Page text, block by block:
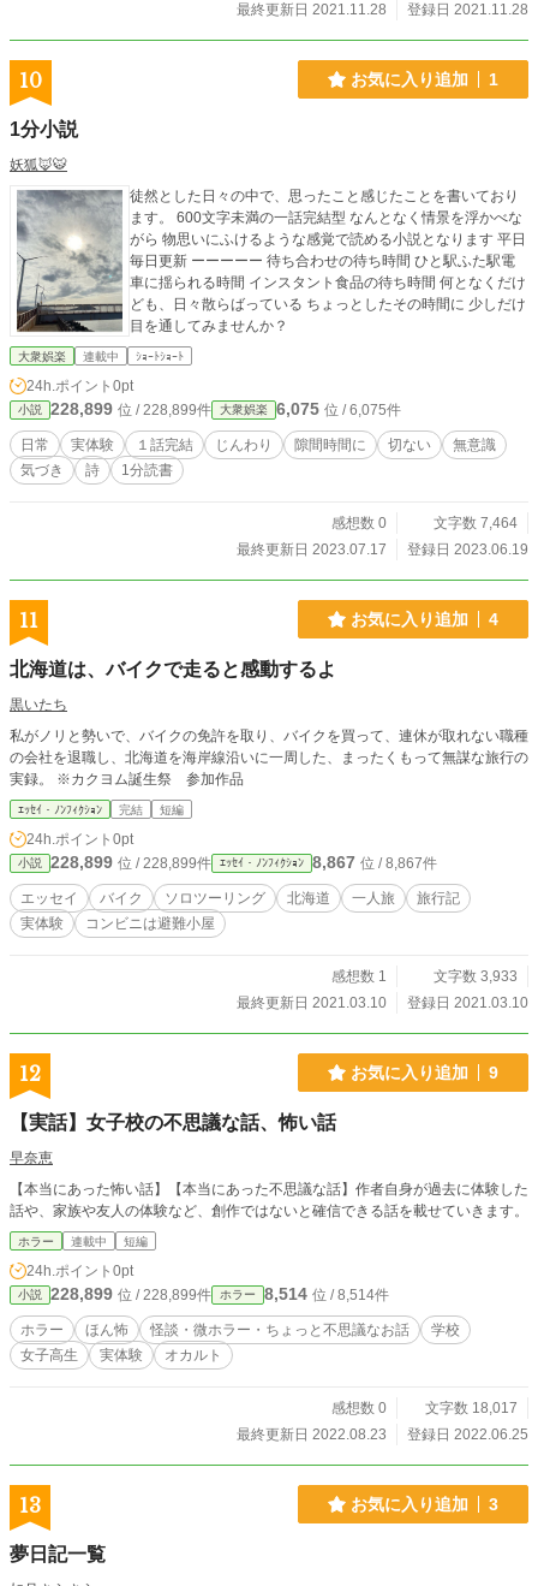
最終更新日 2021.11.28
登録日 2021.11.28
10 お気に入り追加 1
1分小説
妖狐🦊🐯
徒然とした日々の中で、思ったこと感じたことを書いており
ます。 600文字未満の一話完結型 なんとなく情景を浮かべな
がら 物思いにふけるような感覚で読める小説となります 平日
毎日更新 ーーーーー 待ち合わせの待ち時間 ひと駅ふた駅電
車に揺られる時間 インスタント食品の待ち時間 何となくだけ
ども、日々散らばっている ちょっとしたその時間に 少しだけ
目を通してみませんか？
大衆娯楽 連載中 ｼｮｰﾄｼｮｰﾄ
24h.ポイント 0pt
小説 228,899 位 / 228,899件 大衆娯楽 6,075 位 / 6,075件
日常 実体験 １話完結 じんわり 隙間時間に 切ない
無意識
気づき
詩 1分読書
感想数 0
文字数 7,464
最終更新日 2023.07.17
登録日 2023.06.19
11 お気に入り追加 4
北海道は、バイクで走ると感動するよ
黒いたち
私がノリと勢いで、バイクの免許を取り、バイクを買って、連休が取れない職種
の会社を退職し、北海道を海岸線沿いに一周した、まったくもって無謀な旅行の
実録。 ※カクヨム誕生祭 参加作品
ｴｯｾｲ・ﾉﾝﾌｨｸｼｮﾝ 完結 短編
24h.ポイント 0pt
小説 228,899 位 / 228,899件 ｴｯｾｲ・ﾉﾝﾌｨｸｼｮﾝ 8,867 位 / 8,867件
エッセイ バイク ソロツーリング 北海道 一人旅
旅行記
実体験
コンビニは避難小屋
感想数 1
文字数 3,933
最終更新日 2021.03.10
登録日 2021.03.10
12 お気に入り追加 9
【実話】女子校の不思議な話、怖い話
早奈恵
【本当にあった怖い話】【本当にあった不思議な話】作者自身が過去に体験した
話や、家族や友人の体験など、創作ではないと確信できる話を載せていきます。
ホラー 連載中 短編
24h.ポイント 0pt
小説 228,899 位 / 228,899件 ホラー 8,514 位 / 8,514件
ホラー ほん怖 怪談・微ホラー・ちょっと不思議なお話
学校
女子高生
実体験 オカルト
感想数 0
文字数 18,017
最終更新日 2022.08.23
登録日 2022.06.25
13 お気に入り追加 3
夢日記一覧